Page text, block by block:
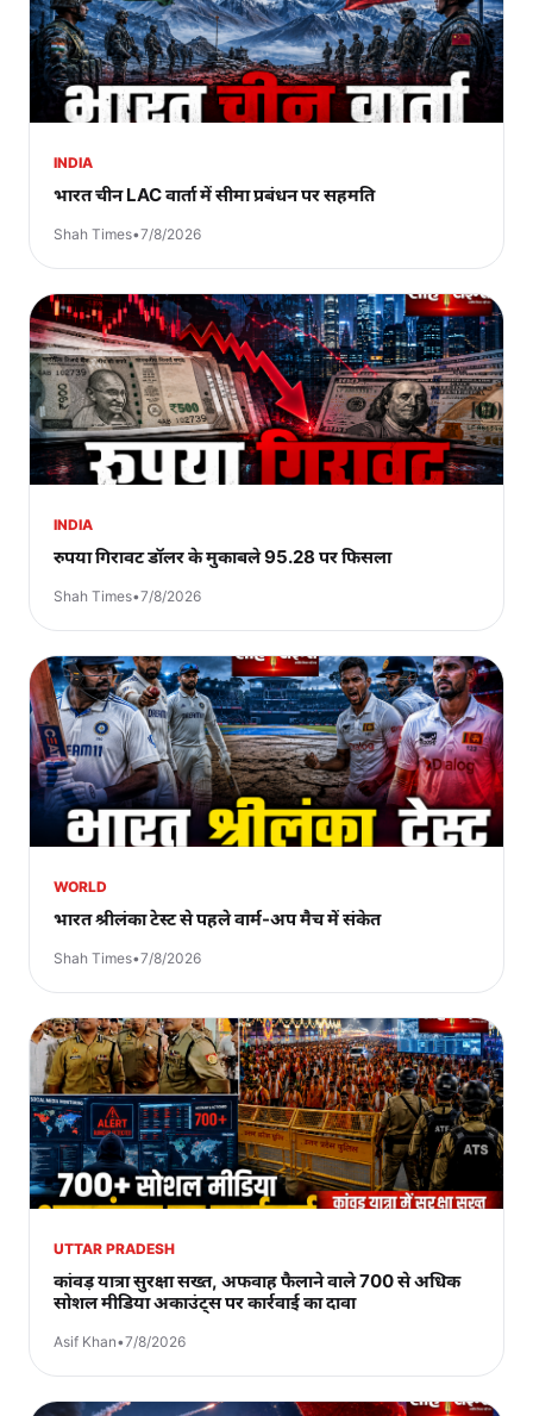
INDIA
भारत चीन LAC वार्ता में सीमा प्रबंधन पर सहमति
Shah Times•7/8/2026
INDIA
रुपया गिरावट डॉलर के मुकाबले 95.28 पर फिसला
Shah Times•7/8/2026
WORLD
भारत श्रीलंका टेस्ट से पहले वार्म-अप मैच में संकेत
Shah Times•7/8/2026
UTTAR PRADESH
कांवड़ यात्रा सुरक्षा सख्त, अफवाह फैलाने वाले 700 से अधिक
सोशल मीडिया अकाउंट्स पर कार्रवाई का दावा
Asif Khan•7/8/2026